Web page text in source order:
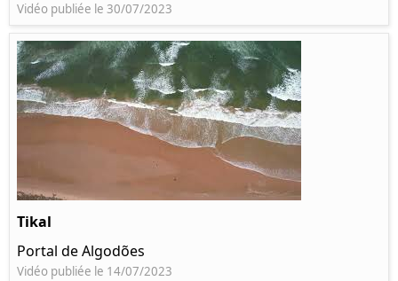
Vidéo publiée le 30/07/2023
Tikal
Portal de Algodões
Vidéo publiée le 14/07/2023